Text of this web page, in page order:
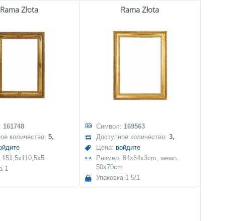
Rama Złota
161748
количество: 5,
151,5x110,5x5
1
Rama Złota
Символ: 169563
Доступное количество: 3,
Цена: войдите
Размер: 84x64x3cm, wewn.
50x70cm
Упаковка 1 5/1